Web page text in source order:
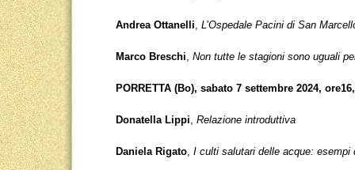
Andrea Ottanelli, L’Ospedale Pacini di San
Marco Breschi, Non tutte le stagioni sono uguali
PORRETTA (Bo), sabato 7 settembre 2024,
Donatella Lippi, Relazione introduttiva
Daniela Rigato, I culti salutari delle acque: esempi